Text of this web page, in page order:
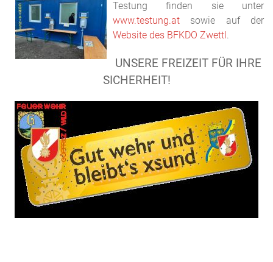
Testung finden sie unter
www.testung.at sowie auf der
Website des BFKDO Zwettl.
UNSERE FREIZEIT FÜR IHRE
SICHERHEIT!